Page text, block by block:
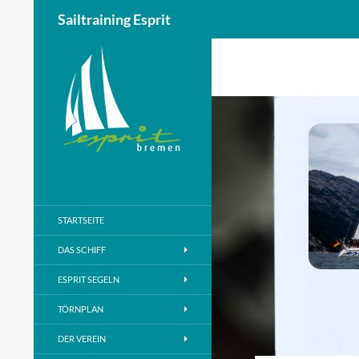
Sailtraining Esprit
STARTSEITE
DAS SCHIFF
ESPRIT SEGELN
TÖRNPLAN
DER VEREIN